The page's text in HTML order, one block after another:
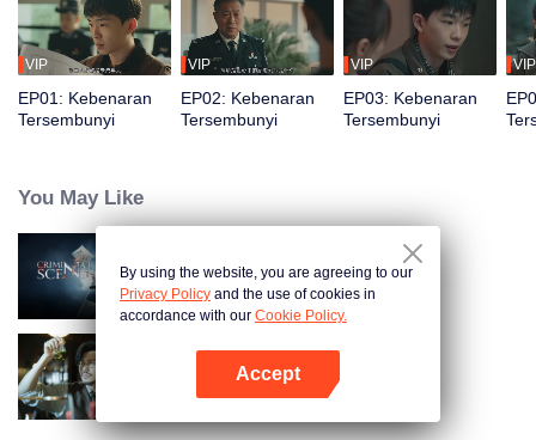
VIP
EP01: Kebenaran
Tersembunyi
VIP
EP02: Kebenaran
Tersembunyi
VIP
EP03: Kebenaran
Tersembunyi
VIP
You May Like
Titik Kejahatan
Detektif L
By using the website, you are agreeing to our
Privacy Policy and the use of cookies in
accordance with our Cookie Policy.
Accept